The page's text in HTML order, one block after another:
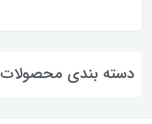
دسته بندی محصولات